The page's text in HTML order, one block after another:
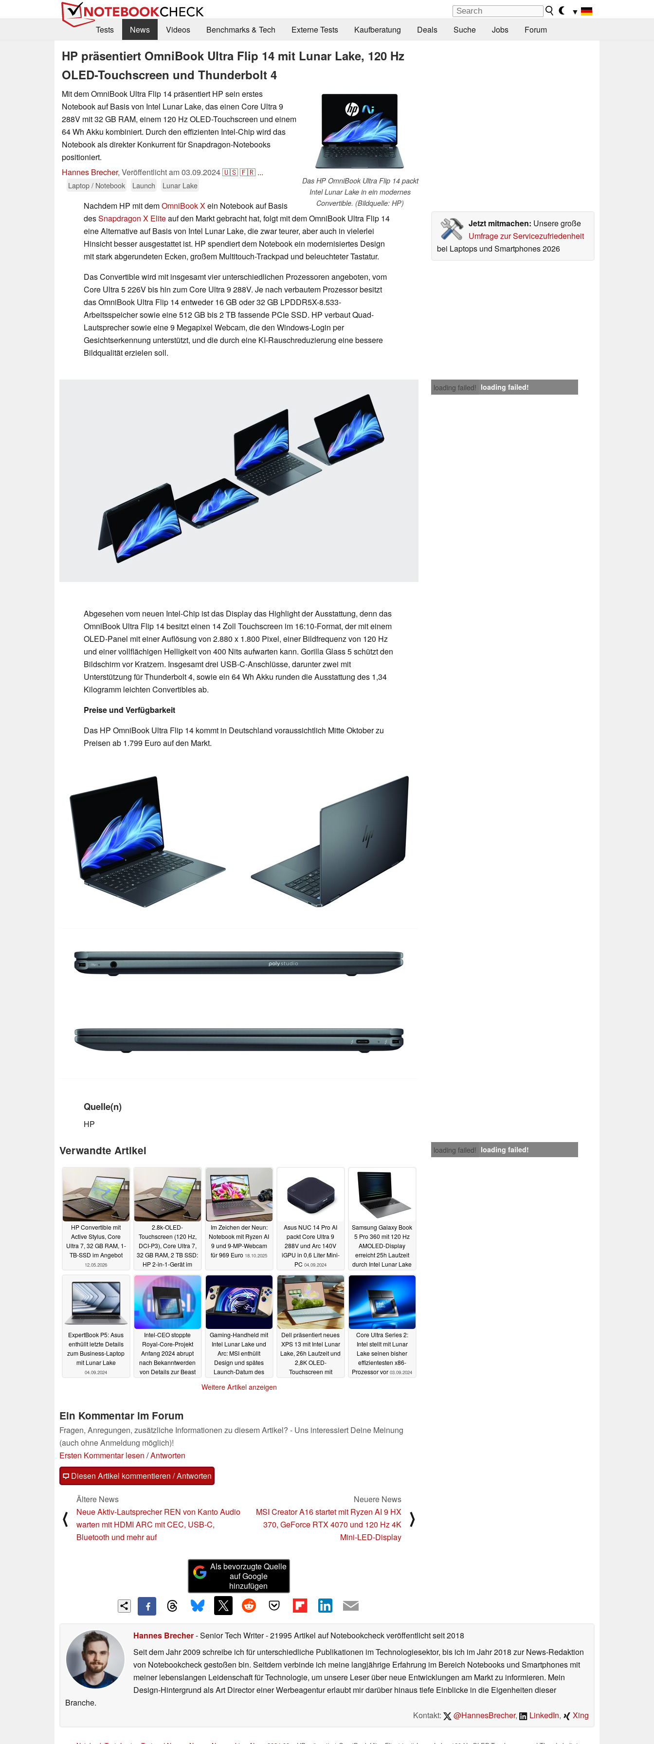
▼
Tests
News Videos Benchmarks & Tech Externe Tests Kaufberatung Deals Suche Jobs Forum
HP präsentiert OmniBook Ultra Flip 14 mit Lunar Lake, 120 Hz
OLED-Touchscreen und Thunderbolt 4
Das HP OmniBook Ultra Flip 14 packt
Intel Lunar Lake in ein modernes
Convertible. (Bildquelle: HP)
Mit dem OmniBook Ultra Flip 14 präsentiert HP sein erstes
Notebook auf Basis von Intel Lunar Lake, das einen Core Ultra 9
288V mit 32 GB RAM, einem 120 Hz OLED-Touchscreen und einem
64 Wh Akku kombiniert. Durch den effizienten Intel-Chip wird das
Notebook als direkter Konkurrent für Snapdragon-Notebooks
positioniert.
Hannes Brecher, Veröffentlicht am03.09.2024🇺🇸🇫🇷 ...
Laptop / Notebook Launch Lunar Lake
Jetzt mitmachen: Unsere große
Umfrage zur Servicezufriedenheit
bei Laptops und Smartphones 2026
Nachdem HP mit demOmniBook Xein Notebook auf Basis
desSnapdragon X Eliteauf den Markt gebracht hat, folgt mit dem OmniBook Ultra Flip 14
eine Alternative auf Basis von Intel Lunar Lake, die zwar teurer, aber auch in vielerlei
Hinsicht besser ausgestattet ist. HP spendiert dem Notebook ein modernisiertes Design
mit stark abgerundeten Ecken, großem Multitouch-Trackpad und beleuchteter Tastatur.
Das Convertible wird mit insgesamt vier unterschiedlichen Prozessoren angeboten, vom
Core Ultra 5 226V bis hin zum Core Ultra 9 288V. Je nach verbautem Prozessor besitzt
das OmniBook Ultra Flip 14 entweder 16 GB oder 32 GB LPDDR5X-8.533-
Arbeitsspeicher sowie eine 512 GB bis 2 TB fassende PCIe SSD. HP verbaut Quad-
Lautsprecher sowie eine 9 Megapixel Webcam, die den Windows-Login per
Gesichtserkennung unterstützt, und die durch eine KI-Rauschreduzierung eine bessere
Bildqualität erzielen soll.
loading failed! loading failed!
Abgesehen vom neuen Intel-Chip ist das Display das Highlight der Ausstattung, denn das
OmniBook Ultra Flip 14 besitzt einen 14 Zoll Touchscreen im 16:10-Format, der mit einem
OLED-Panel mit einer Auflösung von 2.880 x 1.800 Pixel, einer Bildfrequenz von 120 Hz
und einer vollflächigen Helligkeit von 400 Nits aufwarten kann. Gorilla Glass 5 schützt den
Bildschirm vor Kratzern. Insgesamt drei USB-C-Anschlüsse, darunter zwei mit
Unterstützung für Thunderbolt 4, sowie ein 64 Wh Akku runden die Ausstattung des 1,34
Kilogramm leichten Convertibles ab.
Preise und Verfügbarkeit
Das HP OmniBook Ultra Flip 14 kommt in Deutschland voraussichtlich Mitte Oktober zu
Preisen ab 1.799 Euro auf den Markt.
Quelle(n)
HP
loading failed! loading failed!
Verwandte Artikel
HP Convertible mit
Active Stylus, Core
Ultra 7, 32 GB RAM, 1-
TB-SSD im Angebot
12.05.2026
2.8k-OLED-
Touchscreen (120 Hz,
DCI-P3), Core Ultra 7,
32 GB RAM, 2 TB SSD:
HP 2-in-1-Gerät im
04.04.2026
Im Zeichen der Neun:
Notebook mit Ryzen AI
9 und 9-MP-Webcam
für 969 Euro 18.10.2025
Asus NUC 14 Pro AI
packt Core Ultra 9
288V und Arc 140V
iGPU in 0,6 Liter Mini-
PC 04.09.2024
Samsung Galaxy Book
5 Pro 360 mit 120 Hz
AMOLED-Display
erreicht 25h Laufzeit
durch Intel Lunar Lake
04.09.2024
ExpertBook P5: Asus
enthüllt letzte Details
zum Business-Laptop
mit Lunar Lake
04.09.2024
Intel-CEO stoppte
Royal-Core-Projekt
Anfang 2024 abrupt
nach Bekanntwerden
von Details zur Beast
Gaming-Handheld mit
Intel Lunar Lake und
Arc: MSI enthüllt
Design und spätes
Launch-Datum des
Dell präsentiert neues
XPS 13 mit Intel Lunar
Lake, 26h Laufzeit und
2,8K OLED-
Touchscreen mit
Core Ultra Series 2:
Intel stellt mit Lunar
Lake seinen bisher
effizientesten x86-
Prozessor vor 03.09.2024
Weitere Artikel anzeigen
Ein Kommentar im Forum
Fragen, Anregungen, zusätzliche Informationen zu diesem Artikel? - Uns interessiert Deine Meinung
(auch ohne Anmeldung möglich)!
Ersten Kommentar lesen /Antworten
Diesen Artikel kommentieren / Antworten
⟨
Ältere News
Neue Aktiv-Lautsprecher REN von Kanto Audio
warten mit HDMI ARC mit CEC, USB-C,
Bluetooth und mehr auf
Neuere News
MSI Creator A16 startet mit Ryzen AI 9 HX
370, GeForce RTX 4070 und 120 Hz 4K
Mini-LED-Display
⟩
Als bevorzugte Quelle
auf Google
hinzufügen
Hannes Brecher- Senior Tech Writer- 21995 Artikel auf Notebookcheck veröffentlichtseit 2018
Seit dem Jahr 2009 schreibe ich für unterschiedliche Publikationen im Technologiesektor, bis ich im Jahr 2018 zur News-Redaktion
von Notebookcheck gestoßen bin. Seitdem verbinde ich meine langjährige Erfahrung im Bereich Notebooks und Smartphones mit
meiner lebenslangen Leidenschaft für Technologie, um unsere Leser über neue Entwicklungen am Markt zu informieren. Mein
Design-Hintergrund als Art Director einer Werbeagentur erlaubt mir darüber hinaus tiefe Einblicke in die Eigenheiten dieser
Branche.
Kontakt:
@HannesBrecher, LinkedIn, Xing